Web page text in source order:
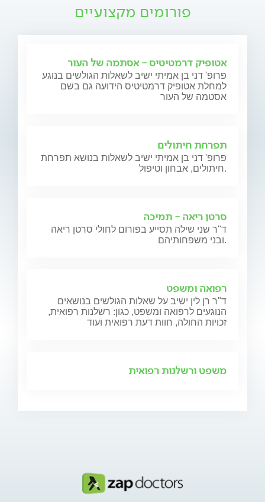
פורומים מקצועיים
אטופיק דרמטיטיס - אסתמה של העור
פרופ' דני בן אמיתי ישיב לשאלות הגולשים בנוגע
למחלת אטופיק דרמטיטיס הידועה גם בשם
אסטמה של העור
תפרחת חיתולים
פרופ' דני בן אמיתי ישיב לשאלות בנושא תפרחת
חיתולים, אבחון וטיפול.
סרטן ריאה - תמיכה
ד"ר שני שילה תסייע בפורום לחולי סרטן ריאה
ובני משפחותיהם.
רפואה ומשפט
ד"ר רן לין ישיב על שאלות הגולשים בנושאים
הנוגעים לרפואה ומשפט, כגון: רשלנות רפואית,
זכויות החולה, חוות דעת רפואית ועוד
משפט ורשלנות רפואית